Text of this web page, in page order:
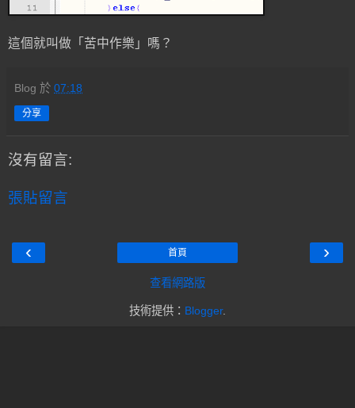
這個就叫做「苦中作樂」嗎？
Blog 於 07:18
分享
沒有留言:
張貼留言
‹ ›
首頁
查看網路版
技術提供： Blogger.